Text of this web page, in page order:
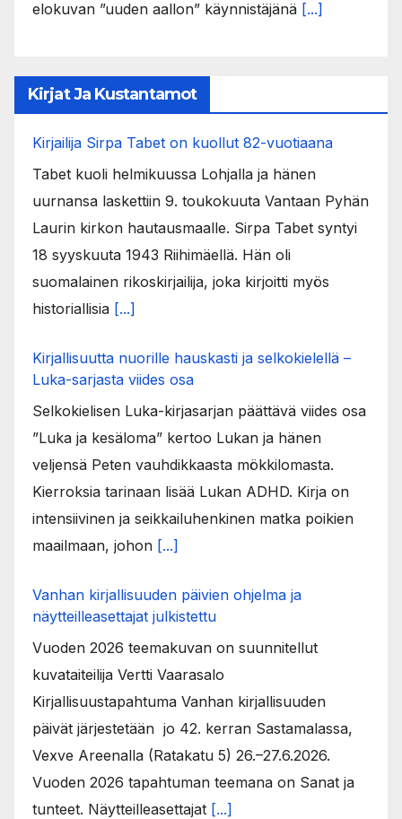
elokuvan ”uuden aallon” käynnistäjänä [...]
Kirjat Ja Kustantamot
Kirjailija Sirpa Tabet on kuollut 82-vuotiaana
Tabet kuoli helmikuussa Lohjalla ja hänen
uurnansa laskettiin 9. toukokuuta Vantaan Pyhän
Laurin kirkon hautausmaalle. Sirpa Tabet syntyi
18 syyskuuta 1943 Riihimäellä. Hän oli
suomalainen rikoskirjailija, joka kirjoitti myös
historiallisia [...]
Kirjallisuutta nuorille hauskasti ja selkokielellä –
Luka-sarjasta viides osa
Selkokielisen Luka-kirjasarjan päättävä viides osa
”Luka ja kesäloma” kertoo Lukan ja hänen
veljensä Peten vauhdikkaasta mökkilomasta.
Kierroksia tarinaan lisää Lukan ADHD. Kirja on
intensiivinen ja seikkailuhenkinen matka poikien
maailmaan, johon [...]
Vanhan kirjallisuuden päivien ohjelma ja
näytteilleasettajat julkistettu
Vuoden 2026 teemakuvan on suunnitellut
kuvataiteilija Vertti Vaarasalo
Kirjallisuustapahtuma Vanhan kirjallisuuden
päivät järjestetään jo 42. kerran Sastamalassa,
Vexve Areenalla (Ratakatu 5) 26.–27.6.2026.
Vuoden 2026 tapahtuman teemana on Sanat ja
tunteet. Näytteilleasettajat [...]